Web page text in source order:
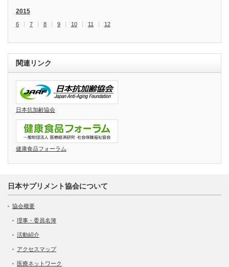
2015
6 7 8 9 10 11 12
関連リンク
日本抗加齢協会
健康食品フォーラム
日本サプリメント協会について
協会概要
理事・委員名簿
活動紹介
アクセスマップ
医療ネットワーク